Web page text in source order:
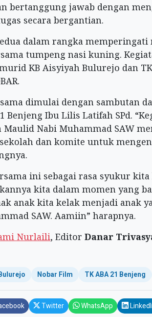
bertanggung jawab dengan
secara bergantian.
dalam rangka
tumpeng nasi kuning.
KB Aisyiyah Bulurejo dan
dimulai dengan sambutan
Benjeng Ibu Lilis Latifah SPd.
Nabi Muhammad SAW
dan komite untuk
ini sebagai rasa syukur kita
kita dalam momen yang
anak kita kelak menjadi anak
SAW. Aamiin” harapnya.
Nurlaili, Editor Danar
Nobar Film TK ABA 21 Benjeng
Twitter WhatsApp